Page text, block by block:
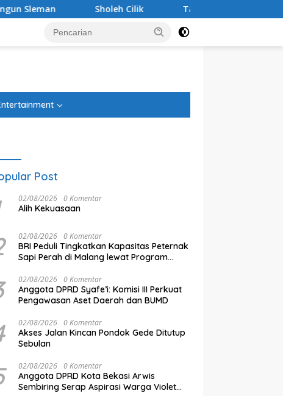
Sholeh Cilik Tanggapi Rencana Tugu Peringatan,
Rencana Tugu
Paguyuban
Korban Kereta
Sistem Keselamatan
Dulu
Belum Teratasi, Warga
Sampaikan Sejumlah Tuntutan
Post
02/08/2026 0 Komentar
Alih Kekuasaan
02/08/2026 0 Komentar
BRI Peduli Tingkatkan Kapasitas Peternak
Sapi Perah di Malang lewat Program
02/08/2026 0 Komentar
Anggota DPRD Syafe’i: Komisi III Perkuat
Pengawasan Aset Daerah dan BUMD
02/08/2026 0 Komentar
Akses Jalan Kincan Pondok Gede Ditutup
Sebulan
02/08/2026 0 Komentar
Anggota DPRD Kota Bekasi Arwis
Sembiring Serap Aspirasi Warga Violet